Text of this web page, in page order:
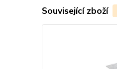
Související zboží